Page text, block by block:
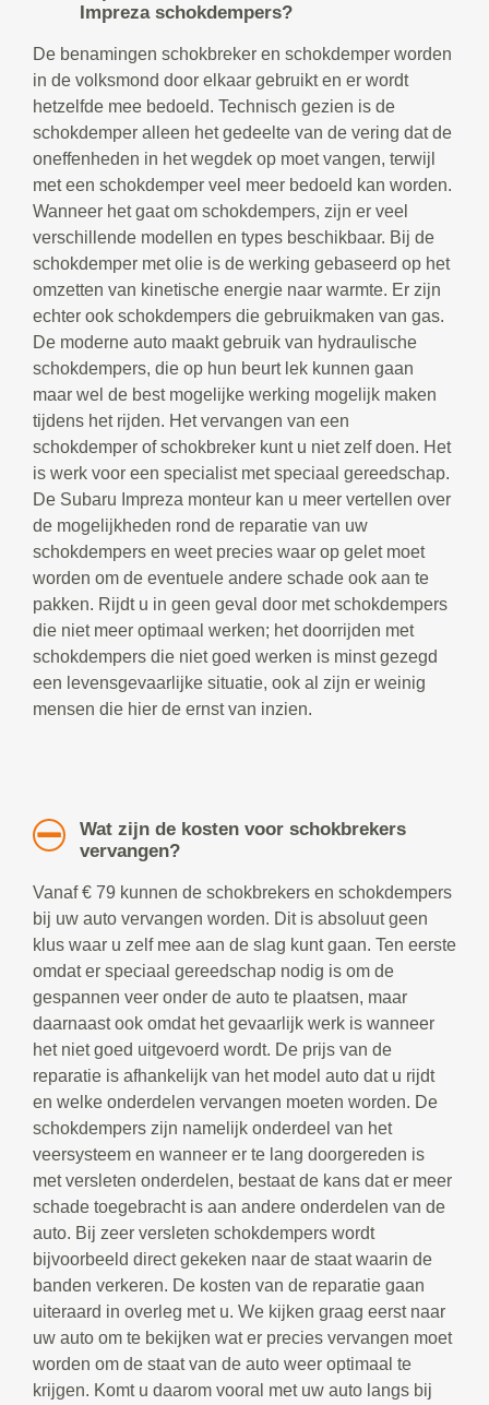
Impreza schokdempers?
De benamingen schokbreker en schokdemper worden
in de volksmond door elkaar gebruikt en er wordt
hetzelfde mee bedoeld. Technisch gezien is de
schokdemper alleen het gedeelte van de vering dat de
oneffenheden in het wegdek op moet vangen, terwijl
met een schokdemper veel meer bedoeld kan worden.
Wanneer het gaat om schokdempers, zijn er veel
verschillende modellen en types beschikbaar. Bij de
schokdemper met olie is de werking gebaseerd op het
omzetten van kinetische energie naar warmte. Er zijn
echter ook schokdempers die gebruikmaken van gas.
De moderne auto maakt gebruik van hydraulische
schokdempers, die op hun beurt lek kunnen gaan
maar wel de best mogelijke werking mogelijk maken
tijdens het rijden. Het vervangen van een
schokdemper of schokbreker kunt u niet zelf doen. Het
is werk voor een specialist met speciaal gereedschap.
De Subaru Impreza monteur kan u meer vertellen over
de mogelijkheden rond de reparatie van uw
schokdempers en weet precies waar op gelet moet
worden om de eventuele andere schade ook aan te
pakken. Rijdt u in geen geval door met schokdempers
die niet meer optimaal werken; het doorrijden met
schokdempers die niet goed werken is minst gezegd
een levensgevaarlijke situatie, ook al zijn er weinig
mensen die hier de ernst van inzien.
Wat zijn de kosten voor schokbrekers
vervangen?
Vanaf € 79 kunnen de schokbrekers en schokdempers
bij uw auto vervangen worden. Dit is absoluut geen
klus waar u zelf mee aan de slag kunt gaan. Ten eerste
omdat er speciaal gereedschap nodig is om de
gespannen veer onder de auto te plaatsen, maar
daarnaast ook omdat het gevaarlijk werk is wanneer
het niet goed uitgevoerd wordt. De prijs van de
reparatie is afhankelijk van het model auto dat u rijdt
en welke onderdelen vervangen moeten worden. De
schokdempers zijn namelijk onderdeel van het
veersysteem en wanneer er te lang doorgereden is
met versleten onderdelen, bestaat de kans dat er meer
schade toegebracht is aan andere onderdelen van de
auto. Bij zeer versleten schokdempers wordt
bijvoorbeeld direct gekeken naar de staat waarin de
banden verkeren. De kosten van de reparatie gaan
uiteraard in overleg met u. We kijken graag eerst naar
uw auto om te bekijken wat er precies vervangen moet
worden om de staat van de auto weer optimaal te
krijgen. Komt u daarom vooral met uw auto langs bij